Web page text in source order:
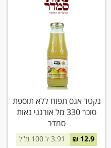
נקטר אגס תפוח ללא תוספת
סוכר 330 מל אורגני נאות
סמדר
12.9 ₪